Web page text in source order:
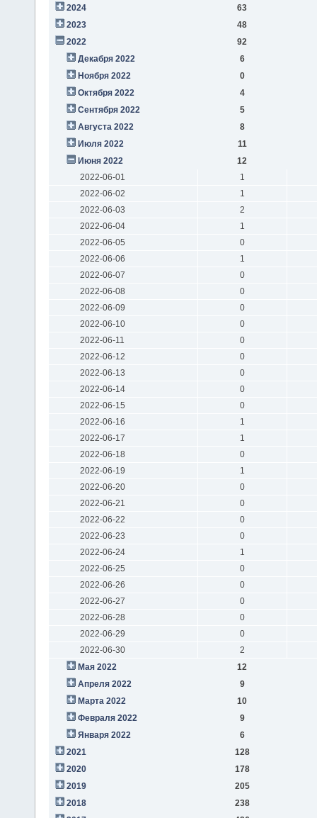
2024
63
2023
48
2022
92
Декабря 2022
6
Ноября 2022
0
Октября 2022
4
Сентября 2022
5
Августа 2022
8
Июля 2022
11
Июня 2022
12
2022-06-01
1
2022-06-02
1
2022-06-03
2
2022-06-04
1
2022-06-05
0
2022-06-06
1
2022-06-07
0
2022-06-08
0
2022-06-09
0
2022-06-10
0
2022-06-11
0
2022-06-12
0
2022-06-13
0
2022-06-14
0
2022-06-15
0
2022-06-16
1
2022-06-17
1
2022-06-18
0
2022-06-19
1
2022-06-20
0
2022-06-21
0
2022-06-22
0
2022-06-23
0
2022-06-24
1
2022-06-25
0
2022-06-26
0
2022-06-27
0
2022-06-28
0
2022-06-29
0
2022-06-30
2
Мая 2022
12
Апреля 2022
9
Марта 2022
10
Февраля 2022
9
Января 2022
6
2021
128
2020
178
2019
205
2018
238